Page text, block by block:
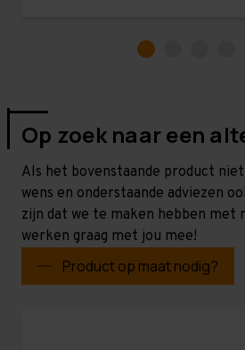
Op zoek naar een
Als het bovenstaande product
wens en onderstaande adviezen
zijn dat we te maken hebben met
werken graag met jou mee!
Product op maat nodig?